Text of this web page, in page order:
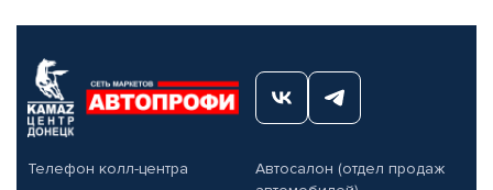
Телефон колл-центра
Автосалон (отдел продаж